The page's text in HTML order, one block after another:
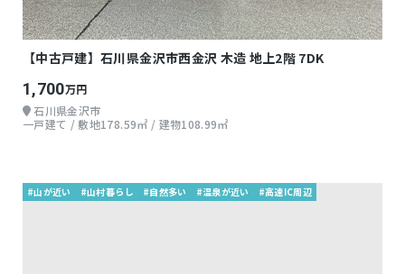
【中古戸建】石川県金沢市西金沢 木造 地上2階 7DK
1,700万円
石川県金沢市
一戸建て / 敷地178.59㎡ / 建物108.99㎡
#山が近い #山村暮らし #自然多い #温泉が近い #高速IC周辺